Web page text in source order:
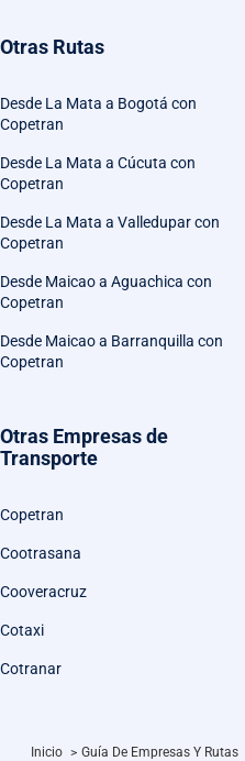
Otras Rutas
Desde La Mata a Bogotá con
Copetran
Desde La Mata a Cúcuta con
Copetran
Desde La Mata a Valledupar con
Copetran
Desde Maicao a Aguachica con
Copetran
Desde Maicao a Barranquilla con
Copetran
Otras Empresas de
Transporte
Copetran
Cootrasana
Cooveracruz
Cotaxi
Cotranar
Inicio > Guía De Empresas Y Rutas